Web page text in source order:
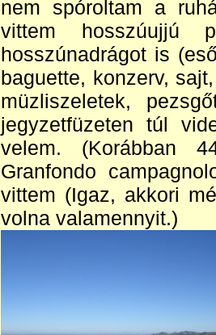
nem spóroltam a
vittem hosszúujjú
hosszúnadrágot is
baguette, konzerv,
müzliszeletek,
jegyzetfüzeten túl
velem. (Korábban
Granfondo
vittem (Igaz, akkori
volna valamennyit.)